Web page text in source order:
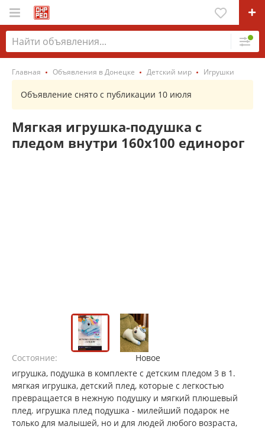
Главная Объявления в Донецке Детский мир Игрушки
Объявление снято с публикации 10 июля
Мягкая игрушка-подушка с
пледом внутри 160х100 единорог
Состояние:
Новое
игрушка, подушка в комплекте с детским пледом 3 в 1.
мягкая игрушка, детский плед, которые с легкостью
превращается в нежную подушку и мягкий плюшевый
плед. игрушка плед подушка - милейший подарок не
только для малышей, но и для людей любого возраста,